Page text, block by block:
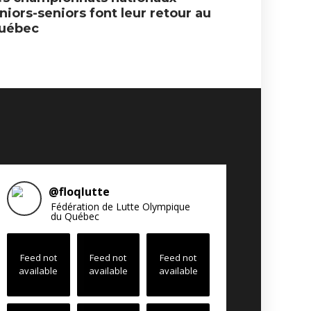
seniors font leur retour au
@floqlutte
Fédération de Lutte Olympique
du Québec
Feed not
available
Feed not
available
Feed not
available